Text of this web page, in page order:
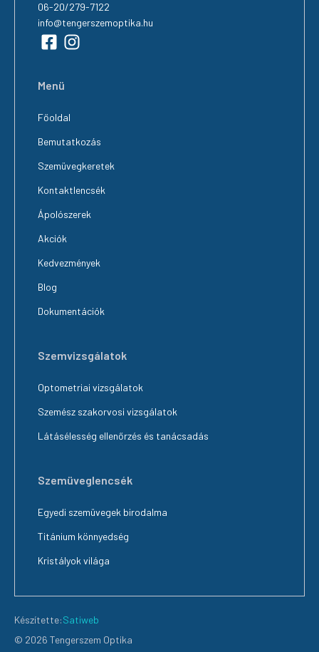
06-20/279-7122
info@tengerszemoptika.hu
Menü
Főoldal
Bemutatkozás
Szemüvegkeretek
Kontaktlencsék
Ápolószerek
Akciók
Kedvezmények
Blog
Dokumentációk
Szemvizsgálatok
Optometriai vizsgálatok
Szemész szakorvosi vizsgálatok
Látásélesség ellenőrzés és tanácsadás
Szemüveglencsék
Egyedi szemüvegek birodalma
Titánium könnyedség
Kristályok világa
© 2026 Tengerszem Optika
Készítette:Satiweb